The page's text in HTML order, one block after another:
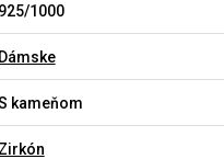
925/1000
Dámske
kameňom
Zirkón